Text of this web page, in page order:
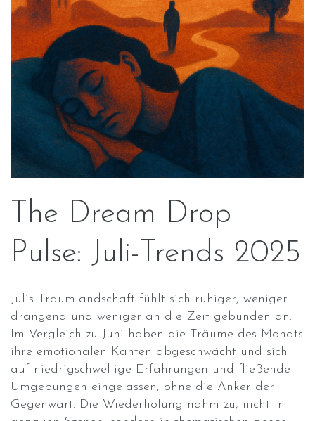
The Dream Drop
Pulse: Juli-Trends 2025
Julis Traumlandschaft fühlt sich ruhiger, weniger
drängend und weniger an die Zeit gebunden an.
Im Vergleich zu Juni haben die Träume des Monats
ihre emotionalen Kanten abgeschwächt und sich
auf niedrigschwellige Erfahrungen und fließende
Umgebungen eingelassen, ohne die Anker der
Gegenwart. Die Wiederholung nahm zu, nicht in